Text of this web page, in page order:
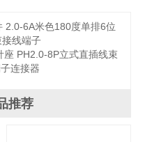
2.0-6A米色180度单排6位
线端子
PH2.0-8P立式直插线束
连接器
推荐